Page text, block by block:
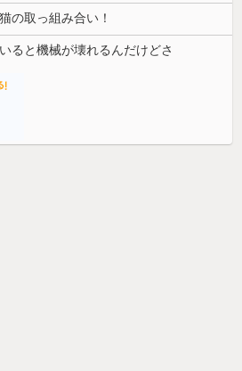
の取っ組み合い！
ると機械が壊れるんだけどさ